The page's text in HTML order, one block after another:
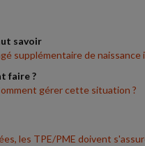
savoir
supplémentaire de naissance
faire ?
gérer cette situation ?
les TPE/PME doivent